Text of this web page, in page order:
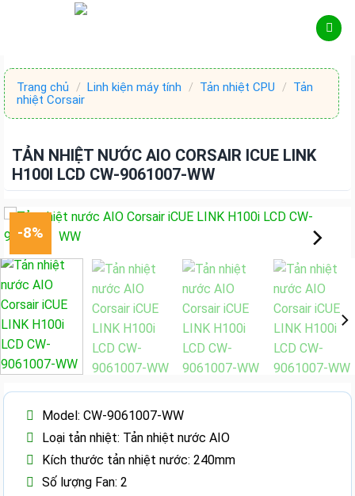
Trang chủ / Linh kiện máy tính / Tản nhiệt CPU / Tản
nhiệt Corsair
TẢN NHIỆT NƯỚC AIO CORSAIR ICUE LINK
H100I LCD CW-9061007-WW
-8%
Model: CW-9061007-WW
Loại tản nhiệt: Tản nhiệt nước AIO
Kích thước tản nhiệt nước: 240mm
Số lượng Fan: 2